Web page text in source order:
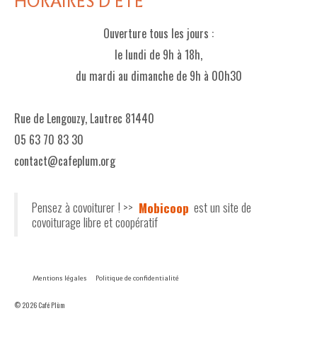
Ouverture tous les jours :
le lundi de 9h à 18h,
du mardi au dimanche de 9h à 00h30
Rue de Lengouzy, Lautrec 81440
05 63 70 83 30
contact@cafeplum.org
Pensez à covoiturer ! >> Mobicoop est un site de
covoiturage libre et coopératif
Mentions légales Politique de confidentialité
© 2026 Café Plùm